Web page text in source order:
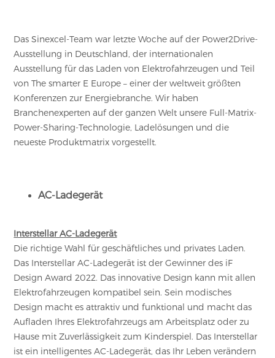
Das Sinexcel-Team war letzte Woche auf der Power2Drive-
Ausstellung in Deutschland, der internationalen
Ausstellung für das Laden von Elektrofahrzeugen und Teil
von The smarter E Europe – einer der weltweit größten
Konferenzen zur Energiebranche. Wir haben
Branchenexperten auf der ganzen Welt unsere Full-Matrix-
Power-Sharing-Technologie, Ladelösungen und die
neueste Produktmatrix vorgestellt.
AC-Ladegerät
Interstellar AC-Ladegerät
Die richtige Wahl für geschäftliches und privates Laden.
Das Interstellar AC-Ladegerät ist der Gewinner des iF
Design Award 2022. Das innovative Design kann mit allen
Elektrofahrzeugen kompatibel sein. Sein modisches
Design macht es attraktiv und funktional und macht das
Aufladen Ihres Elektrofahrzeugs am Arbeitsplatz oder zu
Hause mit Zuverlässigkeit zum Kinderspiel. Das Interstellar
ist ein intelligentes AC-Ladegerät, das Ihr Leben verändern